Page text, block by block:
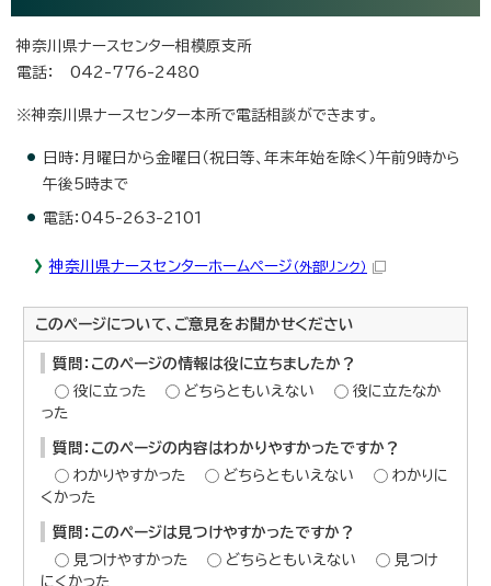
神奈川県ナースセンター相模原支所
電話： 042-776-2480
※神奈川県ナースセンター本所で電話相談ができます。
日時：月曜日から金曜日（祝日等、年末年始を除く）午前9時から
午後5時まで
電話：045-263-2101
神奈川県ナースセンターホームページ （外部リンク）
このページについて、ご意見をお聞かせください
質問：このページの情報は役に立ちましたか？
役に立った
どちらともいえない
役に立たなか
った
質問：このページの内容はわかりやすかったですか？
わかりやすかった
どちらともいえない
わかりに
くかった
質問：このページは見つけやすかったですか？
見つけやすかった
どちらともいえない
見つけ
にくかった